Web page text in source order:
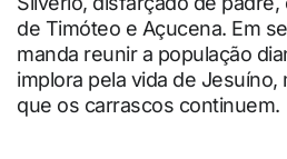
de Timóteo e Açucena. Em
manda reunir a população
implora pela vida de
que os carrascos continuem.